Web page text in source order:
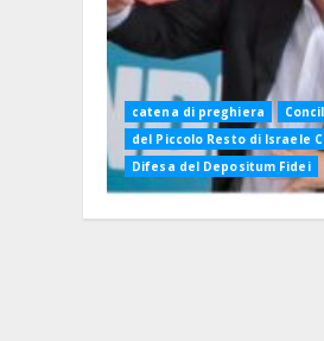
catena di preghiera
del Piccolo Resto di Israele
Difesa del Depositum Fidei